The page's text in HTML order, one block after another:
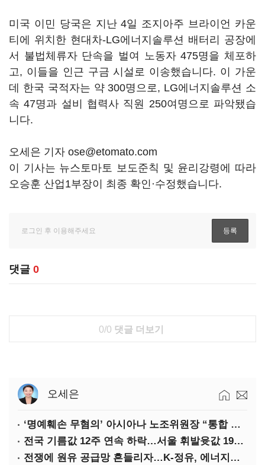
미국 이민 당국은 지난 4일 조지아주 브라이언 카운
티에 위치한 현대차-LG에너지솔루션 배터리 공장에
서 불법체류자 단속을 벌여 노동자 475명을 체포하
고, 이들을 인근 구금 시설로 이송했습니다. 이 가운
데 한국 국적자는 약 300명으로, LG에너지솔루션 소
속 47명과 설비 협력사 직원 250여명으로 파악됐습
니다.
오세은 기자 ose@etomato.com
이 기사는 뉴스토마토 보도준칙 및 윤리강령에 따라
오승훈 산업1부장이 최종 확인·수정했습니다.
댓글 0
0/0 댓글 더보기
오세은
‘명예훼손 무혐의’ 아시아나 노조위원장 “통합 위해 법적 대응 않겠다”
전국 기름값 12주 연속 하락…서울 휘발윳값 1909원
전쟁에 원유 공급망 흔들리자…K-정유, 에너지안보 핵심으로 재부상